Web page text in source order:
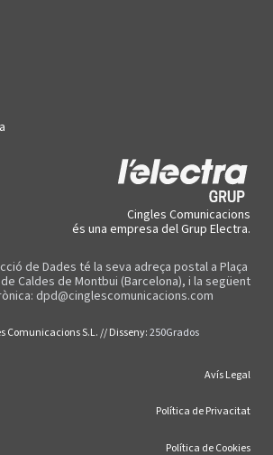
Cingles Comunicacions
és una empresa del Grup Electra.
de Dades té la seva adreça postal a Plaça
Caldes de Montbui (Barcelona), i la següent
dpd@cinglescomunicacions.com
Comunicacions S.L. // Disseny:250Grados
Avís Legal
Política de Privacitat
Política de Cookies